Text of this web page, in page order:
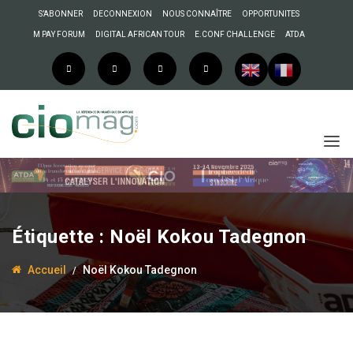
S’ABONNER DECONNEXION NOUS CONNAÎTRE OPPORTUNITES
M PAY FORUM DIGITAL AFRICAN TOUR E.CONF CHALLENGE ATDA
Étiquette : Noël Kokou Tadegnon
Accueil Noël Kokou Tadegnon
23 juillet 2018 Souleyman Tobias
Noël Kokou Tadegnon,
journaliste promoteur de
Mediatogo